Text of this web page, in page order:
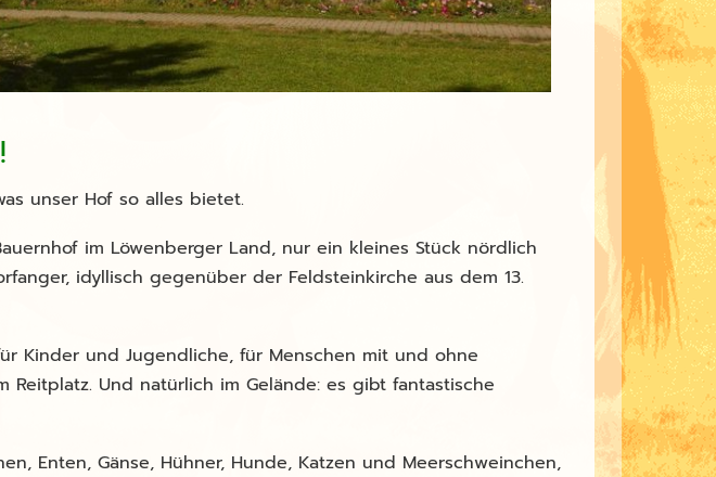
unser Hof so alles bietet.
im Löwenberger Land, nur ein kleines Stück nördlich
idyllisch gegenüber der Feldsteinkirche aus dem 13.
Kinder und Jugendliche, für Menschen mit und ohne
Und natürlich im Gelände: es gibt fantastische
Enten, Gänse, Hühner, Hunde, Katzen und Meerschweinchen,